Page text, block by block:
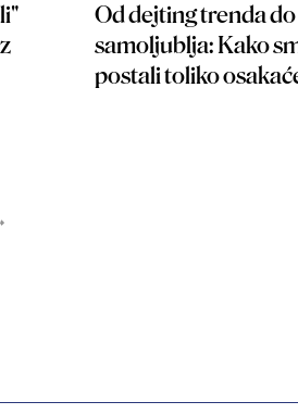
Od dejting trenda do
samoljublja: Kako
postali toliko